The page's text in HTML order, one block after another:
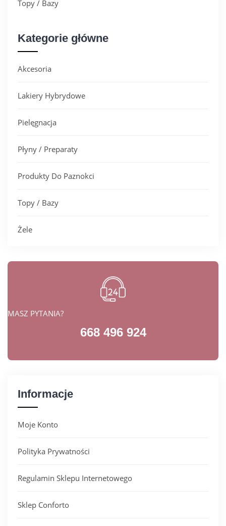
Topy / Bazy
Kategorie główne
Akcesoria
Lakiery Hybrydowe
Pielęgnacja
Płyny / Preparaty
Produkty Do Paznokci
Topy / Bazy
Żele
MASZ PYTANIA?
668 496 924
Informacje
Moje Konto
Polityka Prywatności
Regulamin Sklepu Internetowego
Sklep Conforto